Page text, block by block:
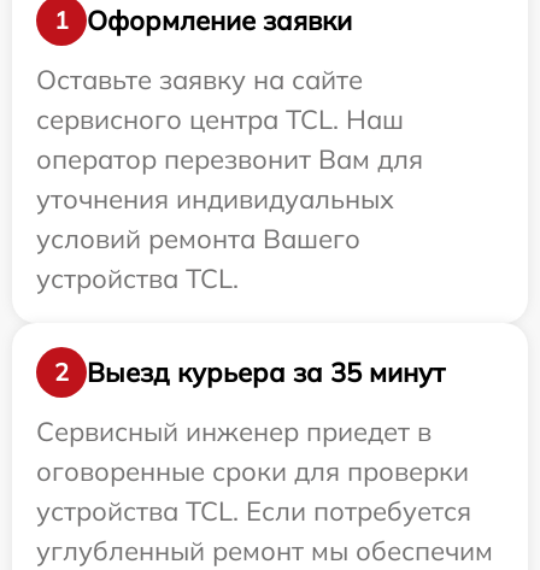
1
Оформление заявки
Оставьте заявку на сайте
сервисного центра TCL. Наш
оператор перезвонит Вам для
уточнения индивидуальных
условий ремонта Вашего
устройства TCL.
2
Выезд курьера за 35 минут
Сервисный инженер приедет в
оговоренные сроки для проверки
устройства TCL. Если потребуется
углубленный ремонт мы обеспечим